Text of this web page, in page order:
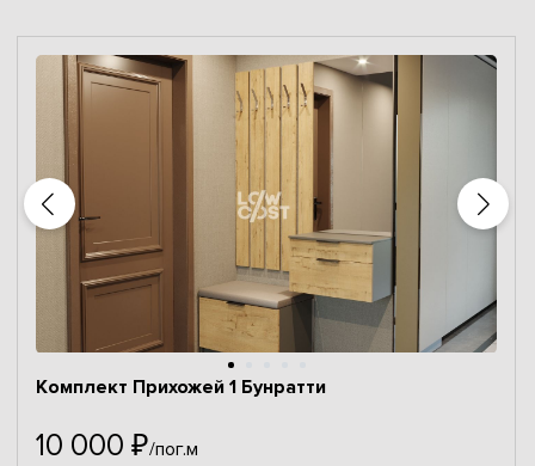
Комплект Прихожей 1 Бунратти
10 000 ₽/пог.м